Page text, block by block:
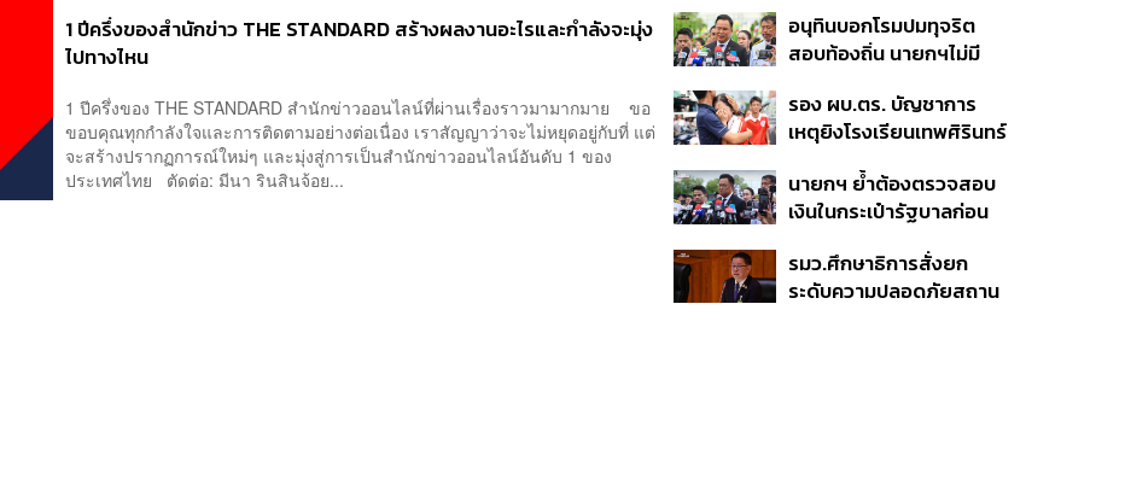
1 ปีครึ่งของสำนักข่าว THE STANDARD สร้างผลงานอะไรและกำลังจะมุ่ง
ไปทางไหน
1 ปีครึ่งของ THE STANDARD สำนักข่าวออนไลน์ที่ผ่านเรื่องราวมามากมาย ขอ
ขอบคุณทุกกำลังใจและการติดตามอย่างต่อเนื่อง เราสัญญาว่าจะไม่หยุดอยู่กับที่ แต่
จะสร้างปรากฏการณ์ใหม่ๆ และมุ่งสู่การเป็นสำนักข่าวออนไลน์อันดับ 1 ของ
ประเทศไทย ตัดต่อ: มีนา รินสินจ้อย...
อนุทินบอกโรมปมทุจริต
สอบท้องถิ่น นายกฯไม่มี
คนผิดมาลงโทษ
รอง ผบ.ตร. บัญชาการ
เหตุยิงโรงเรียนเทพศิรินทร์
ยืนยันไร้คนติดค้าง พบศพ
ปู่-ย่าที่บ้านพักผู้ก่อเหตุ
นายกฯ ย้ำต้องตรวจสอบ
เงินในกระเป๋ารัฐบาลก่อน
เฟส 2 หรือปรับเกณฑ์
50:50 ยันเงินคงคลัง
รมว.ศึกษาธิการสั่งยก
ระดับความปลอดภัยสถาน